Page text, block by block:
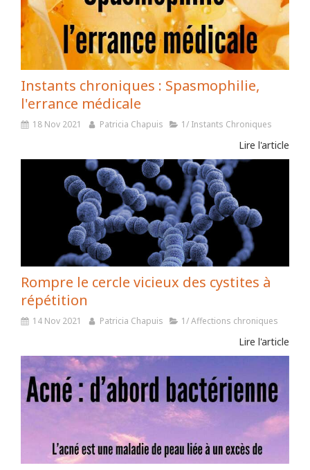
Instants chroniques : Spasmophilie,
l'errance médicale
18 Nov 2021 Patricia Chapuis 1/ Instants Chroniques
Lire l'article
Rompre le cercle vicieux des cystites à
répétition
14 Nov 2021 Patricia Chapuis 1/ Affections chroniques
Lire l'article